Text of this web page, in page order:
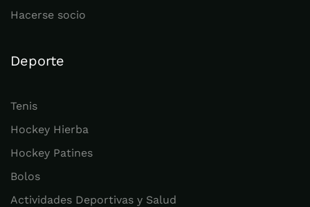
Hacerse socio
Deporte
Tenis
Hockey Hierba
Hockey Patines
Bolos
Actividades Deportivas y Salud